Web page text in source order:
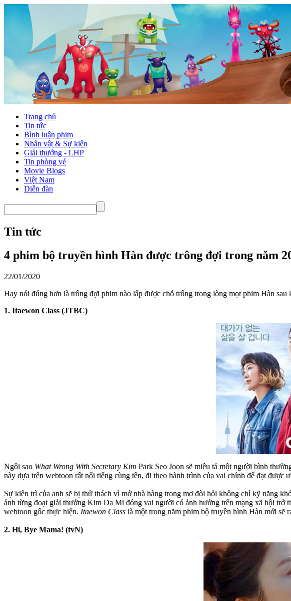
Trang chủ
Tin tức
Bình luận phim
Nhân vật & Sự kiện
Giải thưởng - LHP
Tin phòng vé
Movie Blogs
Việt Nam
Diễn đàn
Tin tức
4 phim bộ truyền hình Hàn được trông đợi trong năm
22/01/2020
Hay nói đúng hơn là trông đợi phim nào lấp được chỗ trống trong lòng mọt phim Hàn sau
1. Itaewon Class (JTBC)
Ngôi sao What Wrong With Secretary Kim Park Seo Joon sẽ miêu tả một người bình
này dựa trên webtoon rất nổi tiếng cùng tên, đi theo hành trình của vai chính để đạt được
Sự kiên trì của anh sẽ bị thử thách vì mở nhà hàng trong mơ đòi hỏi không chỉ kỹ năng
ảnh từng đoạt giải thưởng Kim Da Mi đóng vai người có ảnh hưởng trên mạng xã hội trở
webtoon gốc thực hiện. Itaewon Class là một trong năm phim bộ truyền hình Hàn mới sẽ
2. Hi, Bye Mama! (tvN)